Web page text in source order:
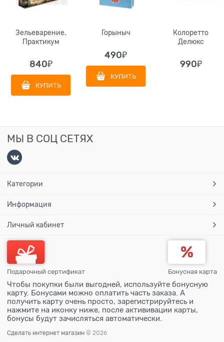
Зельеварение.
Практикум
840₽
КУПИТЬ
Горыныч
490₽
КУПИТЬ
Колоретто
Делюкс
990₽
МЫ В СОЦ СЕТЯХ
Категории
Информация
Личный кабинет
Подарочный сертификат Бонусная карта
Чтобы покупки были выгодней, используйте бонусную
карту. Бонусами можно оплатить часть заказа. А
получить карту очень просто, зарегистрируйтесь и
нажмите на иконку ниже, после актививации карты,
бонусы будут зачисляться автоматически.
Сделать интернет магазин © 2026